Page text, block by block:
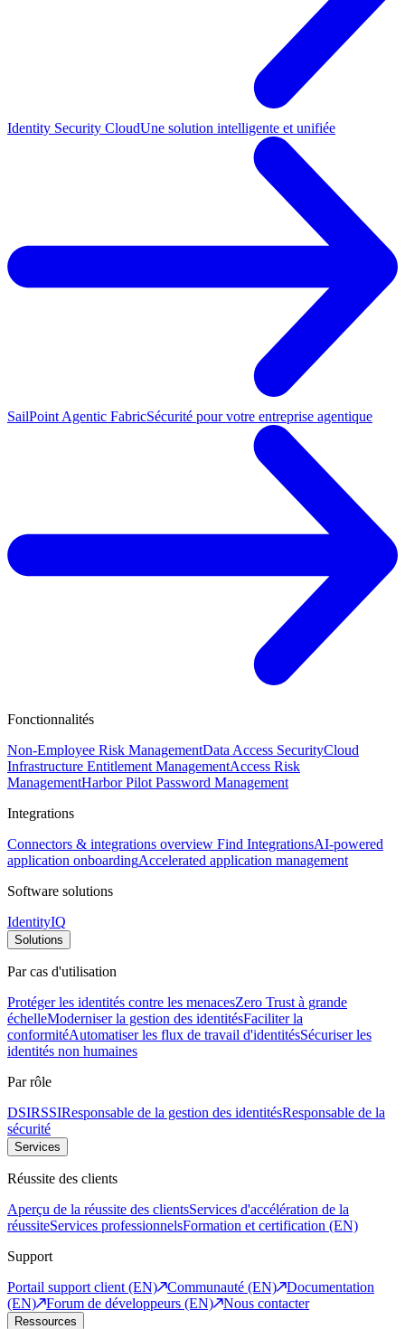
Identity Security CloudUne solution intelligente et unifiée
SailPoint Agentic FabricSécurité pour votre entreprise agentique
Fonctionnalités
Non-Employee Risk ManagementData Access SecurityCloud
Infrastructure Entitlement ManagementAccess Risk
ManagementHarbor Pilot Password Management
Integrations
Connectors & integrations overview Find IntegrationsAI-powered
application onboardingAccelerated application management
Software solutions
IdentityIQ
Solutions
Par cas d'utilisation
Protéger les identités contre les menacesZero Trust à grande
échelleModerniser la gestion des identitésFaciliter la
conformitéAutomatiser les flux de travail d'identitésSécuriser les
identités non humaines
Par rôle
DSIRSSIResponsable de la gestion des identitésResponsable de la
sécurité
Services
Réussite des clients
Aperçu de la réussite des clientsServices d'accélération de la
réussiteServices professionnelsFormation et certification (EN)
Support
Portail support client (EN)
Communauté (EN)
Documentation
(EN)
Forum de développeurs (EN) Nous contacter
Ressources